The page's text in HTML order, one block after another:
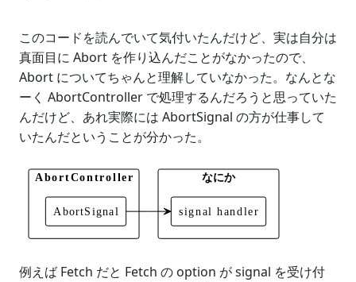
このコードを読んでいて気付いたんだけど、実は自分は
真面目に Abort を作り込んだことがなかったので、
Abort についてちゃんと理解していなかった。なんとな
ーく AbortController で処理するんだろうと思っていた
んだけど、あれ実際には AbortSignal の方が仕事して
いたんだということが分かった。
例えば Fetch だと Fetch の option が signal を受け付